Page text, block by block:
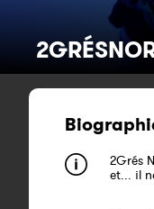
2Grés
et... il